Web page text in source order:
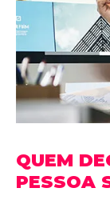
QUEM
PESSOA